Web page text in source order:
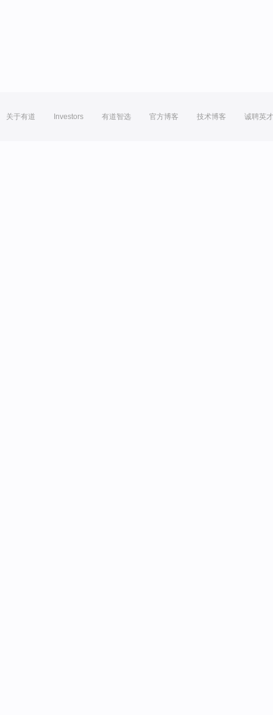
关于有道 Investors 有道智选 官方博客 技术博客 诚聘英才